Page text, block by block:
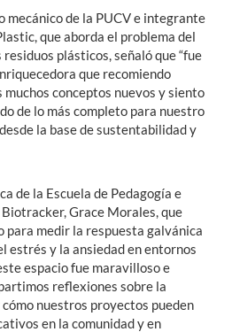
mecánico de la PUCV e integrante
que aborda el problema del
plásticos, señaló que “fue
que recomiendo
conceptos nuevos y siento
de lo más completo para nuestro
la base de sustentabilidad y
de la Escuela de Pedagogía e
Grace Morales, que
medir la respuesta galvánica
estrés y la ansiedad en entornos
espacio fue maravilloso e
reflexiones sobre la
nuestros proyectos pueden
en la comunidad y en